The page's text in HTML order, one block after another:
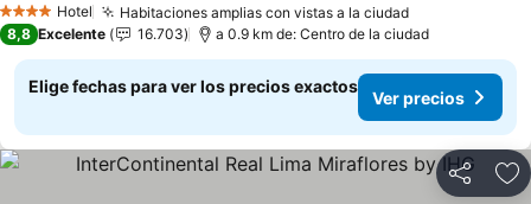
4 EstrellasHotel Habitaciones amplias con vistas a la ciudad
8,8 Excelente 16.703 a 0.9 km de: Centro de la ciudad
Elige fechas para ver los precios exactos
Ver precios
Compartir